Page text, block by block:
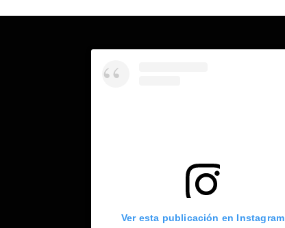
Ver esta publicación en Instagram